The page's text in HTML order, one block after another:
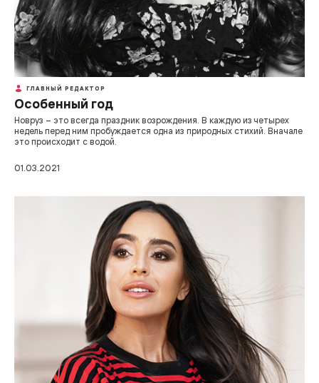
ГЛАВНЫЙ РЕДАКТОР
Особенный год
Новруз – это всегда праздник возрождения. В каждую из четырех
недель перед ним пробуждается одна из природных стихий. Вначале
это происходит с водой.
01.03.2021